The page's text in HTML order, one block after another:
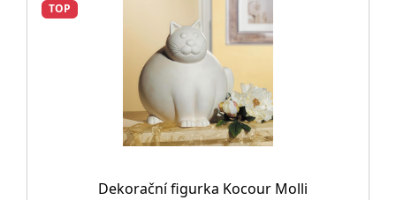
TOP
Dekorační figurka Kocour Molli